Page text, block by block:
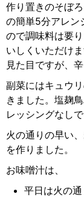
作り置きのそぼ
の簡単5分アレン
ので調味料は要
いしくいただけ
見た目ですが、
副菜にはキュウ
きました。塩麹
レッシングなし
火の通りの早い
を作りました。
お味噌汁は、
平日は火の通